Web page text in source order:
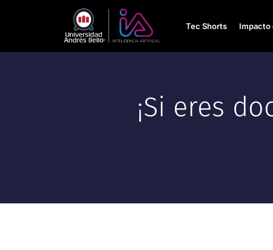
Tec Shorts Impacto
¡Si eres